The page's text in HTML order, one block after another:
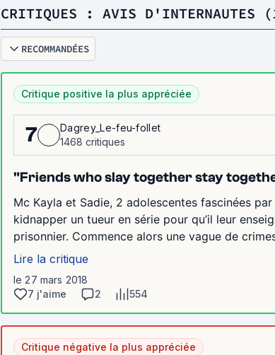
CRITIQUES : AVIS D'INTERNAUTES
RECOMMANDÉES
Critique positive la plus appréciée
7
Dagrey_Le-feu-follet
1468 critiques
"Friends who slay together stay
Mc Kayla et Sadie, 2 adolescentes fascinées
kidnapper un tueur en série pour qu’il leur
prisonnier. Commence alors une vague de
Lire la critique
le 27 mars 2018
7 j'aime
2 554
Critique négative la plus appréciée